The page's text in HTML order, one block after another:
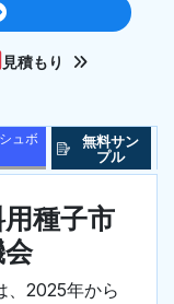
見積もり
ュボ
無料サン
プル
種子市
、2025年から